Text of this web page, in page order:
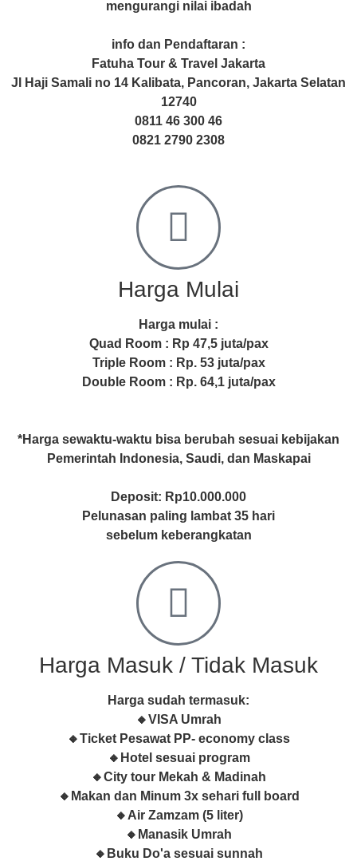
mengurangi nilai ibadah
info dan Pendaftaran :
Fatuha Tour & Travel Jakarta
Jl Haji Samali no 14 Kalibata, Pancoran, Jakarta Selatan
12740
0811 46 300 46
0821 2790 2308
Harga Mulai
Harga mulai :
Quad Room : Rp 47,5 juta/pax
Triple Room : Rp. 53 juta/pax
Double Room : Rp. 64,1 juta/pax
*Harga sewaktu-waktu bisa berubah sesuai kebijakan
Pemerintah Indonesia, Saudi, dan Maskapai
Deposit: Rp10.000.000
Pelunasan paling lambat 35 hari
sebelum keberangkatan
Harga Masuk / Tidak Masuk
Harga sudah termasuk:
🔸VISA Umrah
🔸Ticket Pesawat PP- economy class
🔸Hotel sesuai program
🔸City tour Mekah & Madinah
🔸Makan dan Minum 3x sehari full board
🔸Air Zamzam (5 liter)
🔸Manasik Umrah
🔸Buku Do'a sesuai sunnah